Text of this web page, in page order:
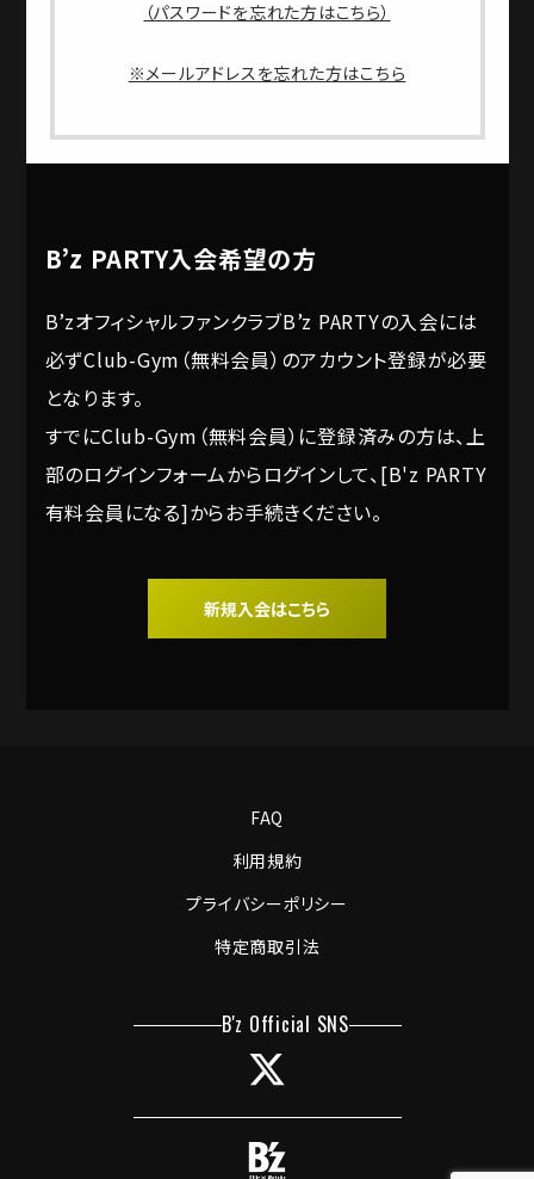
（パスワードを忘れた方はこちら）
※メールアドレスを忘れた方はこちら
B’z PARTY入会希望の方
B’zオフィシャルファンクラブB’z PARTYの入会には
必ずClub-Gym（無料会員）のアカウント登録が必要
となります。
すでにClub-Gym（無料会員）に登録済みの方は、上
部のログインフォームからログインして、[B'z PARTY
有料会員になる]からお手続きください。
新規入会はこちら
FAQ
利用規約
プライバシーポリシー
特定商取引法